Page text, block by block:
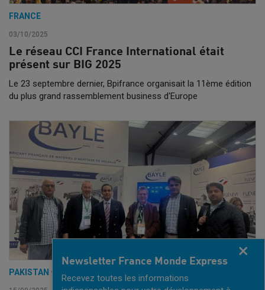
FRANCE
03/10/2025
Le réseau CCI France International était
présent sur BIG 2025
Le 23 septembre dernier, Bpifrance organisait la 11ème édition
du plus grand rassemblement business d'Europe
PAKISTAN •
Newsletter France Monde Express
Recevez toutes les informations